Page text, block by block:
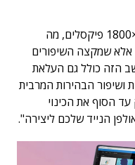
הרזולוציה נותרה אותו הדבר – 2880×1800 פיקסלים, מה
שמקצה השיפורים
הזה כולל גם העלאת
בסיסית ושיפור הבהירות המרבית
עד הסוף את הכינוי